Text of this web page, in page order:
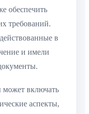
обеспечить
требований.
в
и имели
может включать
аспекты,